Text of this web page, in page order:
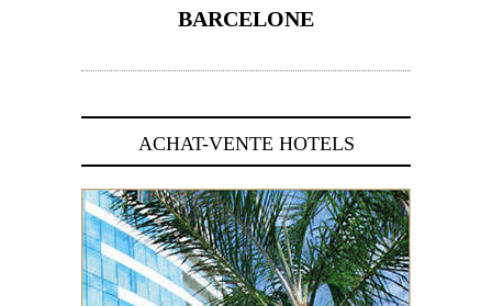
BARCELONE
ACHAT-VENTE HOTELS